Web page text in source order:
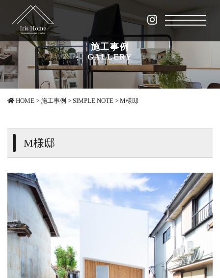
施工事例
GALLERY
HOME > 施工事例 > SIMPLE NOTE > M様邸
M様邸